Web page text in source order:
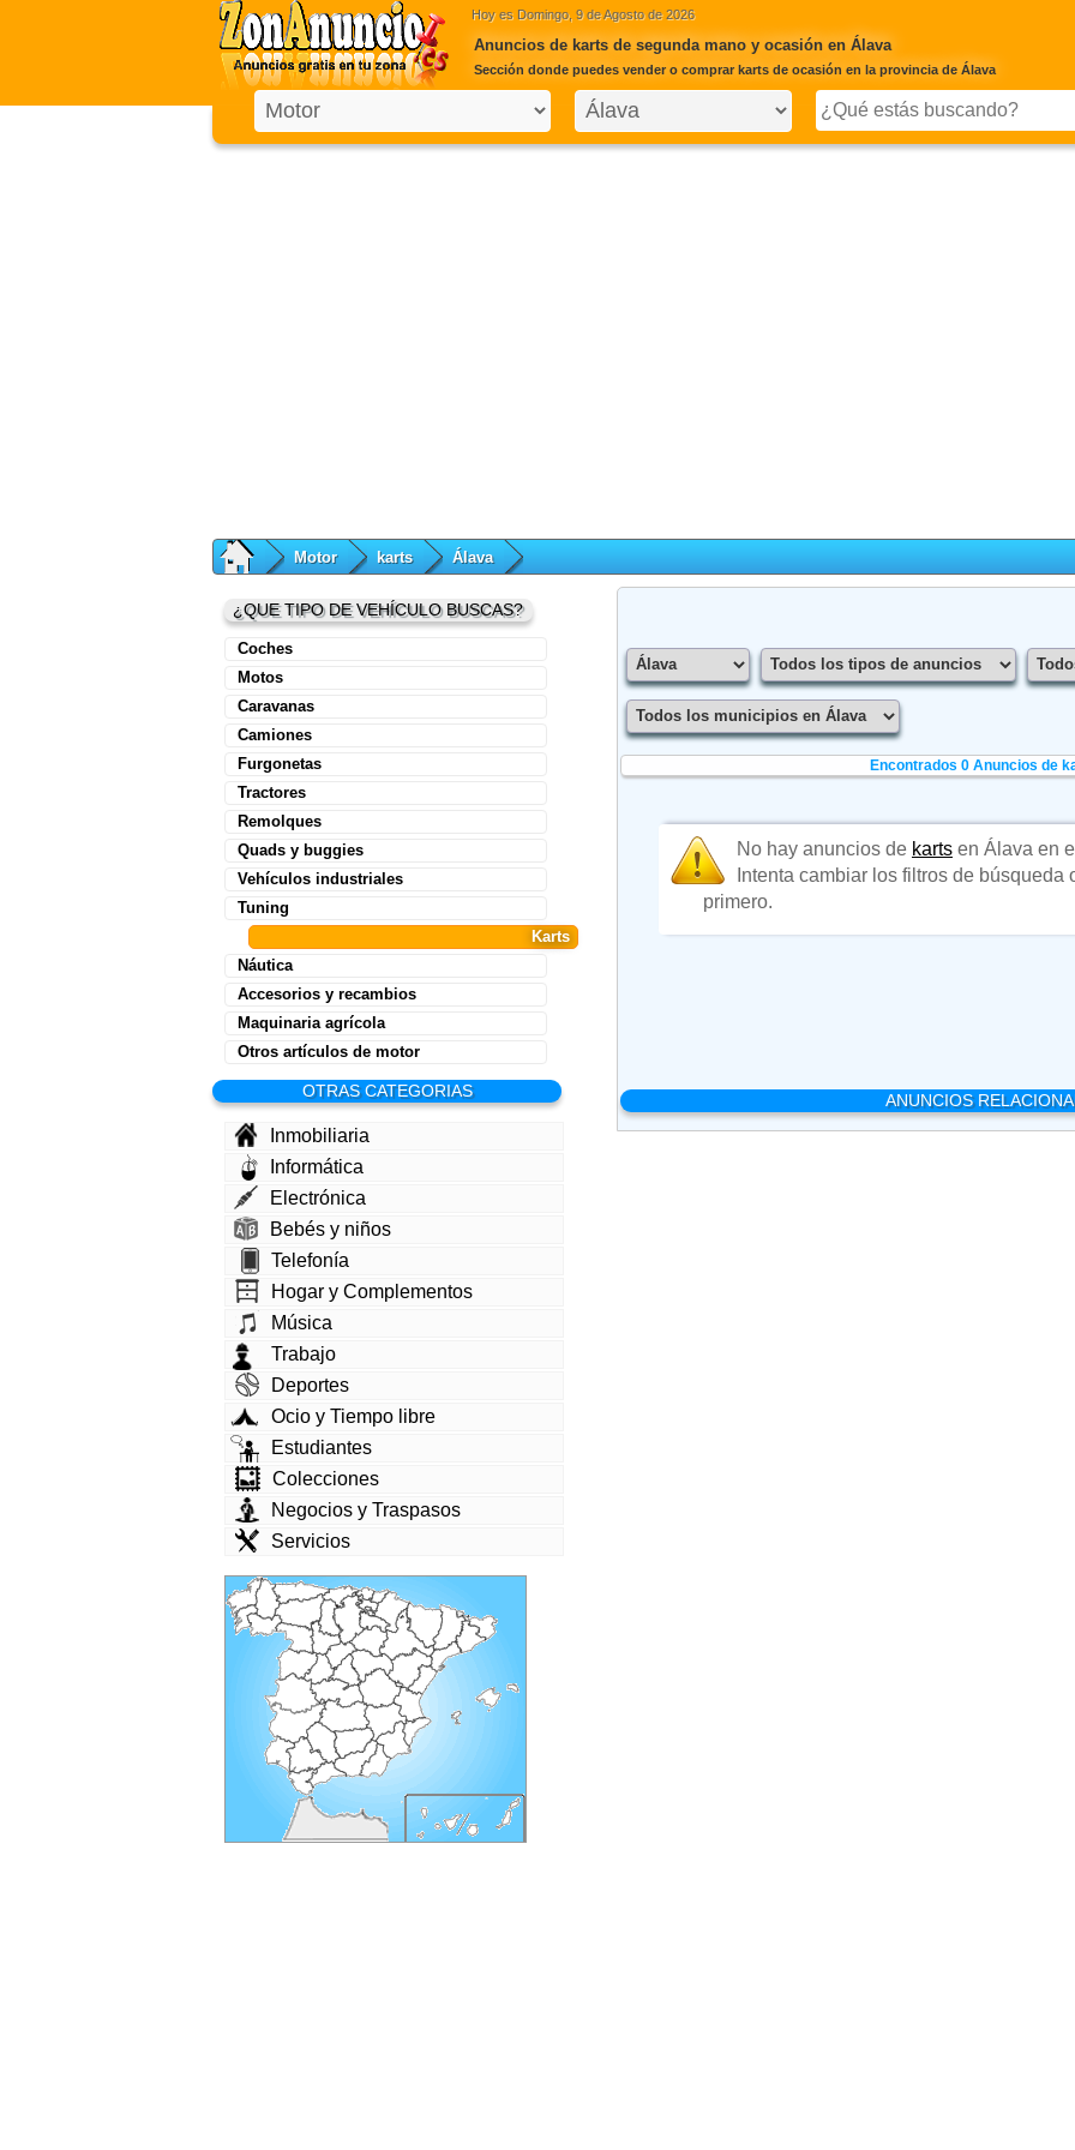
Hoy es Domingo, 9 de Agosto de 2026
Anuncios de karts de segunda mano y ocasión en Álava
Sección donde puedes vender o comprar karts de ocasión en la provincia de Álava
Motor karts Álava
¿QUE TIPO DE VEHÍCULO BUSCAS?
Coches
Motos
Caravanas
Camiones
Furgonetas
Tractores
Remolques
Quads y buggies
Vehículos industriales
Tuning
Karts
Náutica
Accesorios y recambios
Maquinaria agrícola
Otros artículos de motor
OTRAS CATEGORIAS
Inmobiliaria
Informática
Electrónica
Bebés y niños
Telefonía
Hogar y Complementos
Música
Trabajo
Deportes
Ocio y Tiempo libre
Estudiantes
Colecciones
Negocios y Traspasos
Servicios
Encontrados 0Anuncios de
No hay anuncios de kartsen Álava en
Intenta cambiar los filtros de búsqueda
primero.
ANUNCIOS